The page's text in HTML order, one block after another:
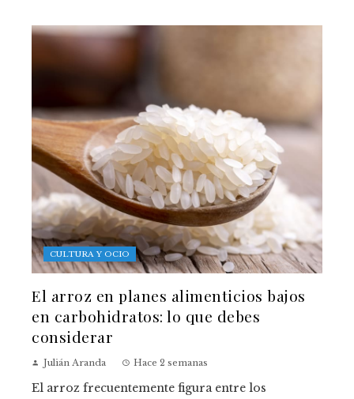
CULTURA Y OCIO
El arroz en planes alimenticios bajos
en carbohidratos: lo que debes
considerar
Julián Aranda Hace 2 semanas
El arroz frecuentemente figura entre los